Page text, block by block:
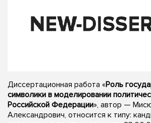
Диссертационная работа «Роль
символики в моделировании
Российской Федерации», автор —
Александрович, относится к типу: